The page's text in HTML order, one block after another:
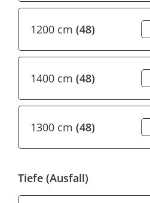
1200 cm (48)
1400 cm (48)
1300 cm (48)
Tiefe (Ausfall)